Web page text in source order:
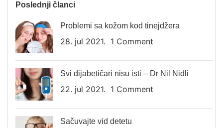
Poslednji članci
Problemi sa kožom kod tinejdžera
28. jul 2021. 1 Comment
Svi dijabetičari nisu isti – Dr Nil Nidli
22. jul 2021. 1 Comment
Sačuvajte vid detetu